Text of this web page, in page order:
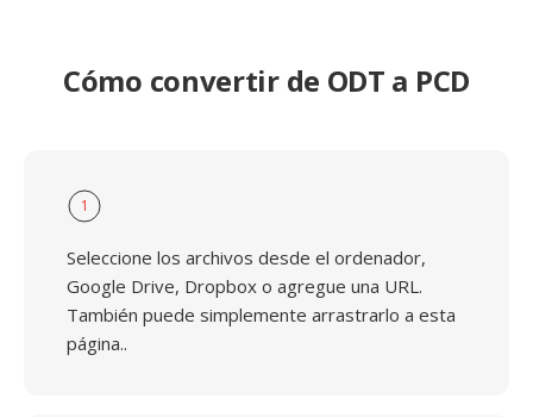
Cómo convertir de ODT a PCD
1
Seleccione los archivos desde el ordenador,
Google Drive, Dropbox o agregue una URL.
También puede simplemente arrastrarlo a esta
página..